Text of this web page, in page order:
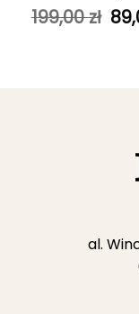
199,00zł
al.